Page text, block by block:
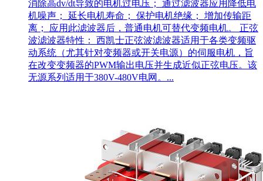
消除高dv/dt导致的电机过电压； 通过滤波器应用降低电
机噪声； 延长电机寿命； 保护电机绝缘； 增加传输距
离； 应用此滤波器后，普通电机可替代变频电机。 正弦
波滤波器特性： 西凯士正弦波滤波器适用于各类变频驱
动系统（尤其针对变频器或开关电源）的伺服电机，旨
在改变变频器的PWM输出电压并生成近似正弦电压。该
无源系列适用于380V-480V电网。...